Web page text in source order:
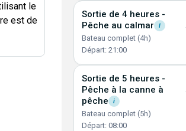
le
est de
Sortie de 4 heures -
Pêche au calmar i
Bateau complet (4h)
Départ: 21:00
Sortie de 5 heures -
Pêche à la canne à
pêche
i
Bateau complet (5h)
Départ: 08:00